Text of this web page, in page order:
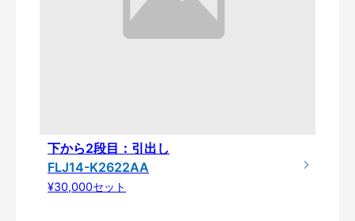
下から2段目：引出し
FLJ14-K2622AA
¥30,000セット